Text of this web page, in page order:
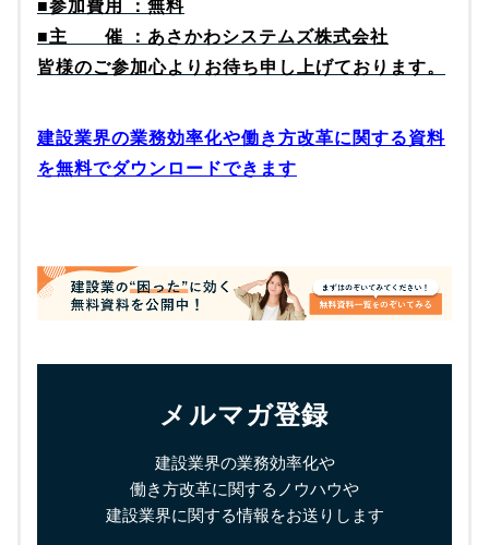
■参加費用 ：無料
■主 催 ：あさかわシステムズ株式会社
皆様のご参加心よりお待ち申し上げております。
建設業界の業務効率化や働き⽅改⾰に関する資料
を無料でダウンロードできます
メルマガ登録
建設業界の業務効率化や
働き方改革に関するノウハウや
建設業界に関する情報をお送りします